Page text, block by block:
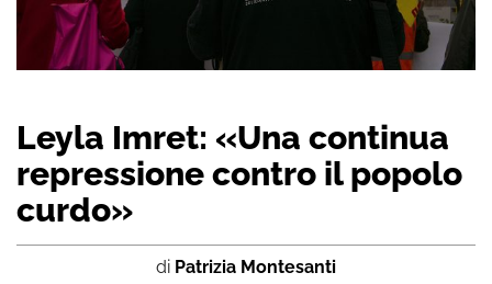
Leyla Imret: «Una continua
repressione contro il popolo
curdo»
di Patrizia Montesanti